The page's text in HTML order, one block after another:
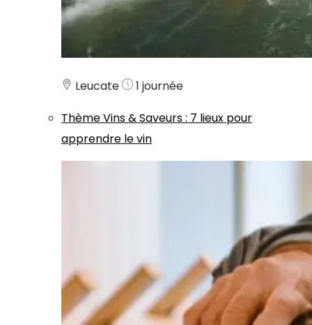
Leucate
1 journée
ThèmeVins & Saveurs: 7 lieux pour
apprendre le vin